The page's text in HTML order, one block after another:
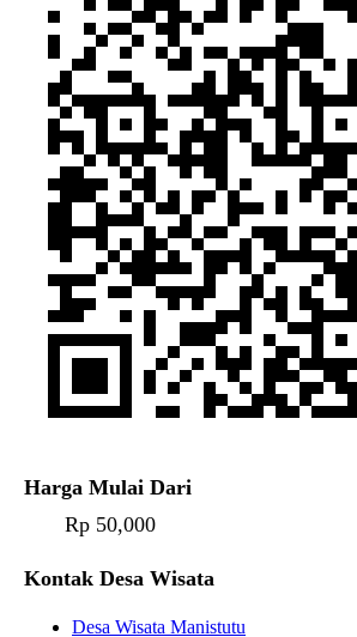
Harga Mulai Dari
Rp 50,000
Kontak Desa Wisata
Desa Wisata Manistutu